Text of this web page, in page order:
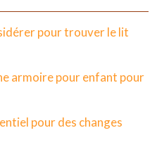
pour trouver le lit
armoire pour enfant pour
pour des changes